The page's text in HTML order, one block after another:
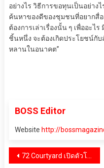
อย่างไร วิธีการขอทุนเป็นอย่าง
ค้นหาของดีของชุมชนที่อยากสื่
ต้องการเล่าเรื่องนั้น ๆ เพื่ออะ
ชิ้นหนึ่ง จะต้องเกิดประโยชน์กั
หลานในอนาคต”
BOSS Editor
Website http://
แนะแนว
72 Courtyard เปิดตัวโฉมใหม่พร้อมร้านอาหารและประสบการณ์ไลฟ์สไตล์สุดพิเศษ กิน ดื่ม เที่ยว ครบทุกความสนุกในสไตล์มอลล์ใจกลางทองหล่อ